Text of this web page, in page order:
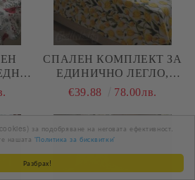
Разбрах!
за подобряване на неговата ефективност.
нашата 'Политика за бисквитки'
СПАЛЕН КОМПЛЕКТ ЗА
ЕДИНИЧНО ЛЕГЛО,
ЛАЛЕТА В ЖЪЛТО, 100%
ЧАСТИ
€39.88 78.00лв.